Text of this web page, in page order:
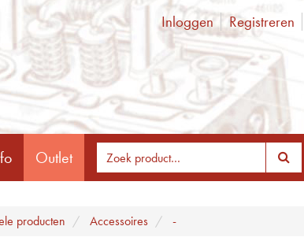
Inloggen Registreren
Outlet
producten Accessoires -